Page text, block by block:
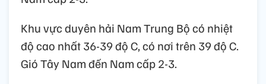
Khu vực duyên hải Nam Trung Bộ có nhiệt
độ cao nhất 36-39 độ C, có nơi trên 39 độ C.
Gió Tây Nam đến Nam cấp 2-3.